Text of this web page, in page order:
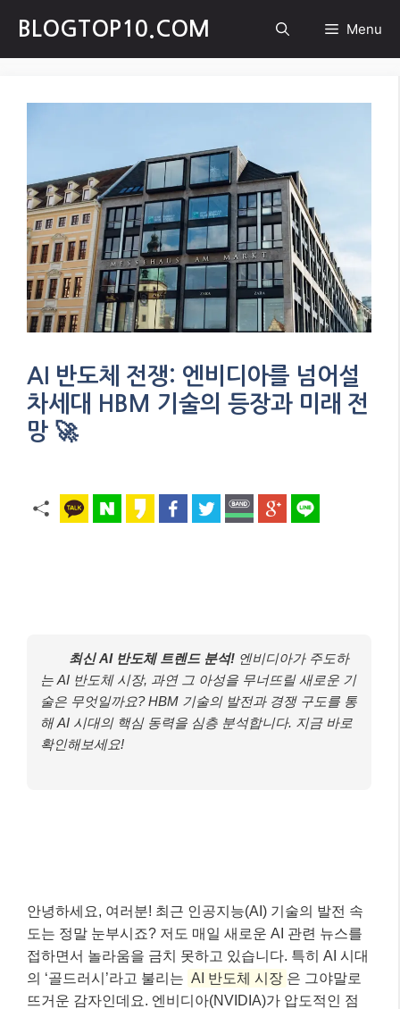
content
BLOGTOP10.COM Menu
AI 반도체 전쟁: 엔비디아를 넘어설
차세대 HBM 기술의 등장과 미래 전
망 🚀
최신 AI 반도체 트렌드 분석! 엔비디아가 주도하
는 AI 반도체 시장, 과연 그 아성을 무너뜨릴 새로운 기
술은 무엇일까요? HBM 기술의 발전과 경쟁 구도를 통
해 AI 시대의 핵심 동력을 심층 분석합니다. 지금 바로
확인해보세요!
안녕하세요, 여러분! 최근 인공지능(AI) 기술의 발전 속
도는 정말 눈부시죠? 저도 매일 새로운 AI 관련 뉴스를
접하면서 놀라움을 금치 못하고 있습니다. 특히 AI 시대
의 ‘골드러시’라고 불리는 AI 반도체 시장 은 그야말로
뜨거운 감자인데요. 엔비디아(NVIDIA)가 압도적인 점